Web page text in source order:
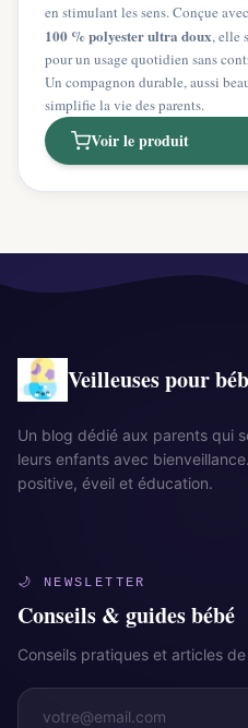
en stimulant les sens. Conçue
100 % polyester ultra doux, elle
pour un usage quotidien sans
Un compagnon durable, aussi
simplifie la vie des parents.
Voir le produit
Veilleuses pour
Un blog dédié aux parents qui
leurs enfants avec
positive, éveil et éducation.
🌙 NEWSLETTER
Conseils & guides bébé
Conseils pratiques et articles